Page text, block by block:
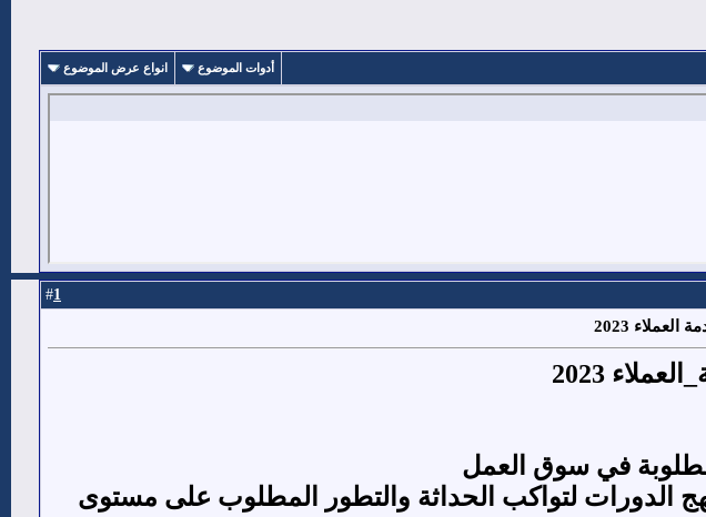
أدوات الموضوع انواع عرض الموضوع
1
2023
2023
في سوق العمل
الدورات لتواكب الحداثة والتطور المطلوب على مستوى